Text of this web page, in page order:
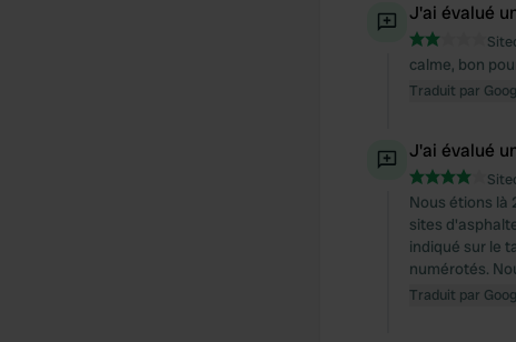
J'ai évalué
calme, bon
Traduit par
J'ai évalué
Nous étions là
sites
indiqué sur le
numérotés.
Traduit par